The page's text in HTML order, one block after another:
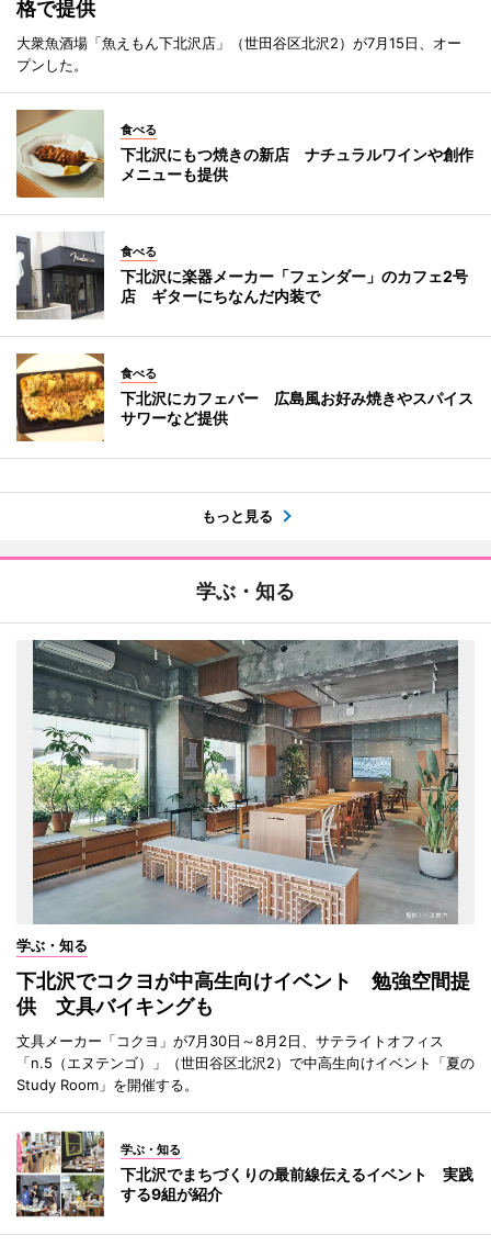
格で提供
大衆魚酒場「魚えもん下北沢店」（世田谷区北沢2）が7月15日、オー
プンした。
食べる
下北沢にもつ焼きの新店 ナチュラルワインや創作
メニューも提供
食べる
下北沢に楽器メーカー「フェンダー」のカフェ2号
店 ギターにちなんだ内装で
食べる
下北沢にカフェバー 広島風お好み焼きやスパイス
サワーなど提供
もっと見る
学ぶ・知る
学ぶ・知る
下北沢でコクヨが中高生向けイベント 勉強空間提
供 文具バイキングも
文具メーカー「コクヨ」が7月30日～8月2日、サテライトオフィス
「n.5（エヌテンゴ）」（世田谷区北沢2）で中高生向けイベント「夏の
Study Room」を開催する。
学ぶ・知る
下北沢でまちづくりの最前線伝えるイベント 実践
する9組が紹介